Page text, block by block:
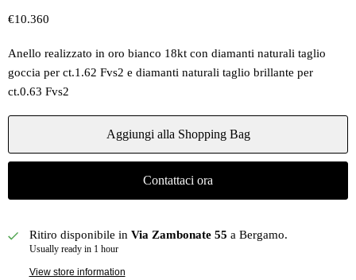
Prezzo oggi
€10.360
Anello realizzato in oro bianco 18kt con diamanti naturali taglio
goccia per ct.1.62 Fvs2 e diamanti naturali taglio brillante per
ct.0.63 Fvs2
Aggiungi alla Shopping Bag
Contattaci ora
Ritiro disponibile in Via Zambonate 55 a Bergamo.
Usually ready in 1 hour
View store information